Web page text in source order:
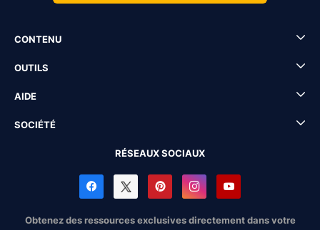
CONTENU
OUTILS
AIDE
SOCIÉTÉ
RÉSEAUX SOCIAUX
Obtenez des ressources exclusives directement dans votre